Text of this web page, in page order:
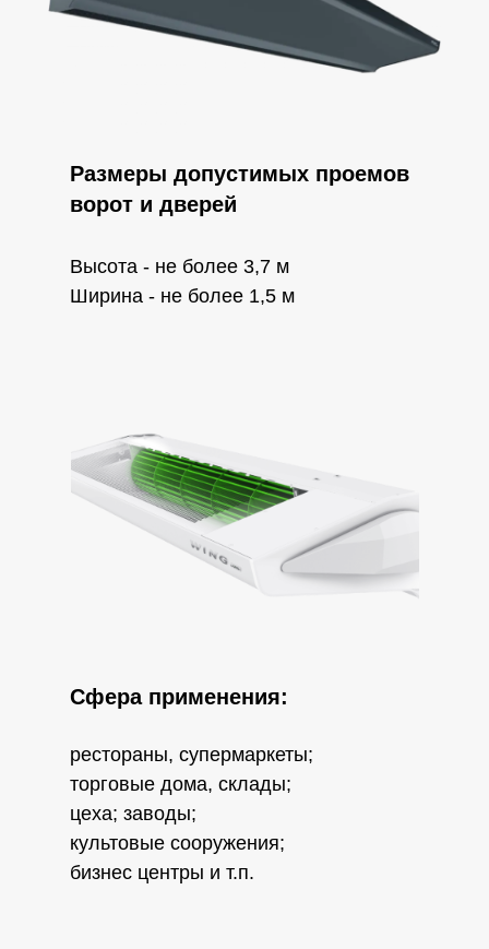
Сфера применения:
Размеры допустимых проемов
ворот и дверей
рестораны, супермаркеты;
торговые дома, склады;
цеха; заводы;
культовые сооружения;
бизнес центры и т.п.
Высота - не более 3,7 м
Ширина - не более 1,5 м